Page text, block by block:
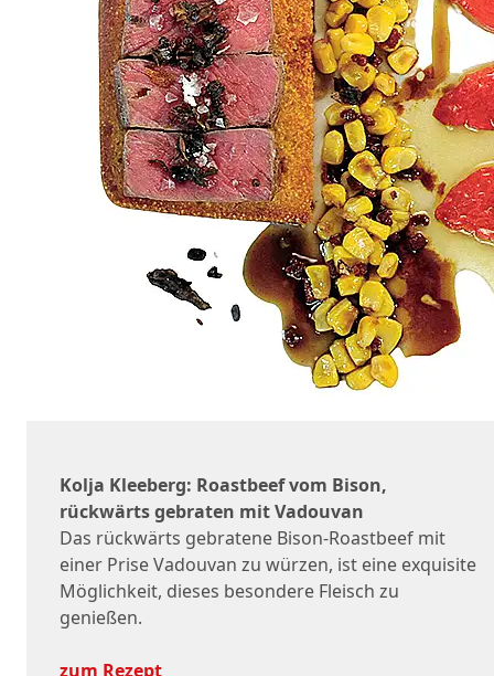
Kolja Kleeberg: Roastbeef vom Bison,
rückwärts gebraten mit Vadouvan
Das rückwärts gebratene Bison-Roastbeef mit
einer Prise Vadouvan zu würzen, ist eine exquisite
Möglichkeit, dieses besondere Fleisch zu
genießen.
zum Rezept